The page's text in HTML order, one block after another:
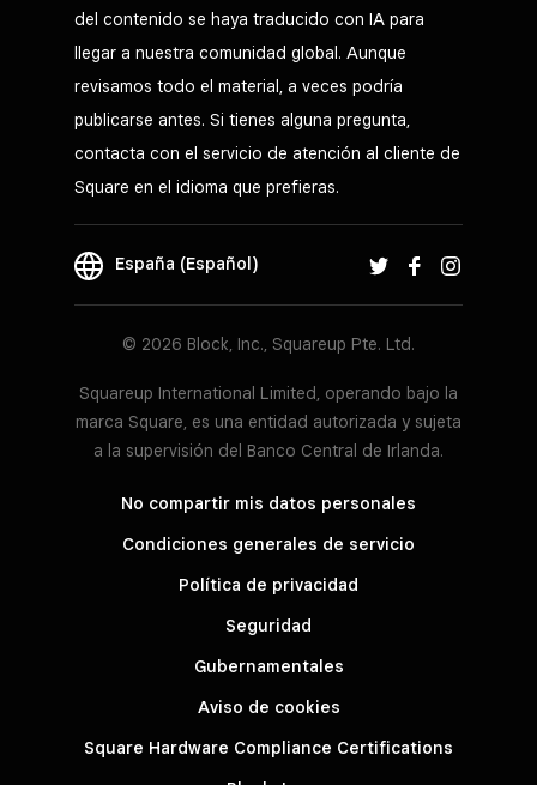
del contenido se haya traducido con IA para
llegar a nuestra comunidad global. Aunque
revisamos todo el material, a veces podría
publicarse antes. Si tienes alguna pregunta,
contacta con el servicio de atención al cliente de
Square en el idioma que prefieras.
España (Español)
© 2026 Block, Inc., Squareup Pte. Ltd.
Squareup International Limited, operando bajo la
marca Square, es una entidad autorizada y sujeta
a la supervisión del Banco Central de Irlanda.
No compartir mis datos personales
Condiciones generales de servicio
Política de privacidad
Seguridad
Gubernamentales
Aviso de cookies
Square Hardware Compliance Certifications